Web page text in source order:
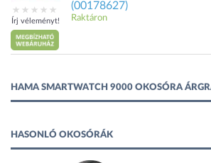
Írj véleményt!
(00178627)
Raktáron
HAMA SMARTWATCH 9000 OKOSÓRA
HASONLÓ OKOSÓRÁK